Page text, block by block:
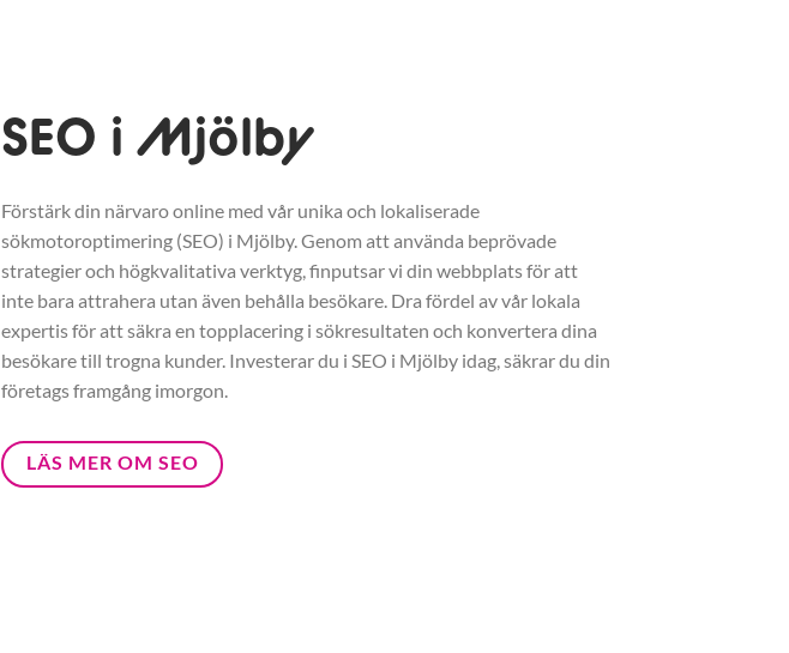
SEO i Mjölby
Förstärk din närvaro online med vår unika och lokaliserade
sökmotoroptimering (SEO) i Mjölby. Genom att använda beprövade
strategier och högkvalitativa verktyg, finputsar vi din webbplats för att
inte bara attrahera utan även behålla besökare. Dra fördel av vår lokala
expertis för att säkra en topplacering i sökresultaten och konvertera dina
besökare till trogna kunder. Investerar du i SEO i Mjölby idag, säkrar du din
företags framgång imorgon.
LÄS MER OM SEO